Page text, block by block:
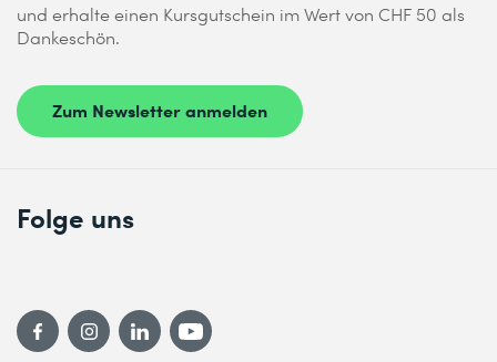
und erhalte einen Kursgutschein im Wert von CHF 50 als
Dankeschön.
Zum Newsletter anmelden
Folge uns